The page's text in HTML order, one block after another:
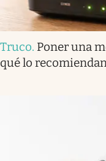
Truco. Poner una
qué lo